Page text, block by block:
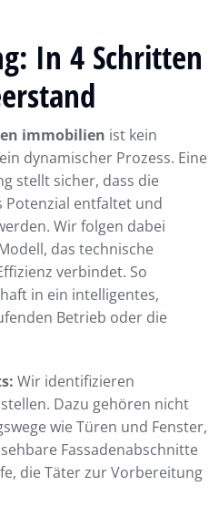
In 4 Schritten
immobilien ist kein
dynamischer Prozess. Eine
stellt sicher, dass die
Potenzial entfaltet und
Wir folgen dabei
das technische
verbindet. So
in ein intelligentes,
Betrieb oder die
Wir identifizieren
Dazu gehören nicht
wie Türen und Fenster,
Fassadenabschnitte
die Täter zur Vorbereitung